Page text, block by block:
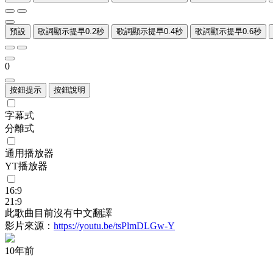
預設 歌詞顯示提早0.2秒 歌詞顯示提早0.4秒 歌詞顯示提早0.6秒
0
按鈕提示 按鈕說明
字幕式
分離式
通用播放器
YT播放器
16:9
21:9
此歌曲目前沒有中文翻譯
影片來源： https://youtu.be/tsPlmDLGw-Y
10年前